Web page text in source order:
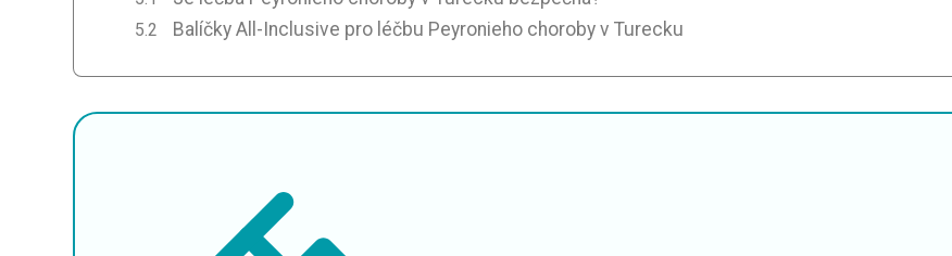
Balíčky All-Inclusive pro léčbu Peyronieho choroby v Turecku